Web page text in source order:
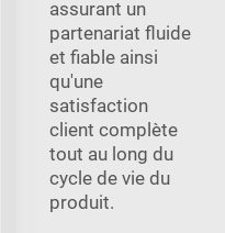
assurant un
partenariat fluide
et fiable ainsi
qu'une
satisfaction
client complète
tout au long du
cycle de vie du
produit.